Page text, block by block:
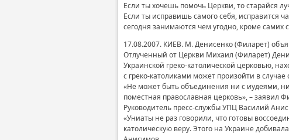
Если ты хочешь помочь Церкви, то старайся
Если ты исправишь самого себя, исправится
сегодня занимаются чем угодно, кроме самих
17.08.2007. КИЕВ. М. Денисенко (Филарет)
Отлученный от Церкви Михаил (Филарет)
Украинской греко-католической церковью,
с греко-католиками может произойти в
«Не может быть объединения ни с иудеями,
поместная православная церковь», – заявил
Руководитель пресс-службы УПЦ Василий
«Униаты не раз говорили, что готовы
католическую веру. Этого на Украине